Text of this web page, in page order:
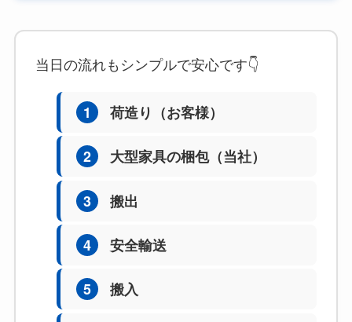
当日の流れもシンプルで安心です👇
1 荷造り（お客様）
2 大型家具の梱包（当社）
3 搬出
4 安全輸送
5 搬入